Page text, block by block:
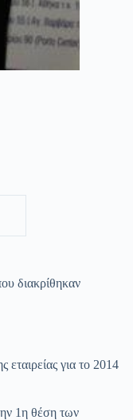
διακρίθηκαν
εταιρείας για το 2014
1η θέση των